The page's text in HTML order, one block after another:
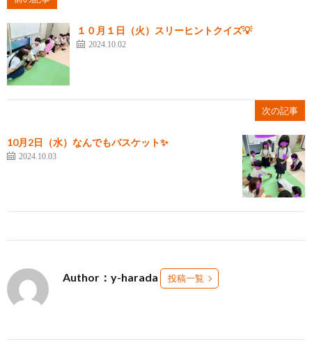
１０月１日（火）スリーヒントクイズ💡
2024.10.02
次の記事
10月2日（水）なんでもバスケット✨
2024.10.03
Author：y-harada 投稿一覧